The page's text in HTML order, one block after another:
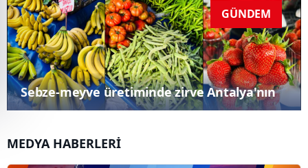
GÜNDEM
Sebze-meyve üretiminde zirve Antalya'nın
MEDYA HABERLERİ